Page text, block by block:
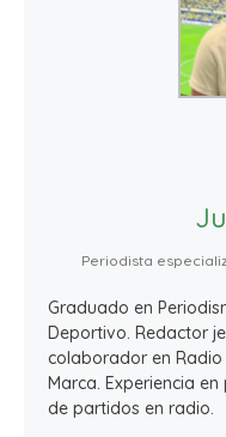
Periodista
Graduado en
Deportivo. Redactor
colaborador en
Marca. Experiencia
de partidos en radio.